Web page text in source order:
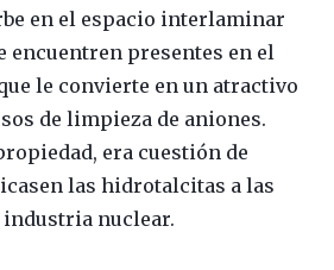
en el espacio interlaminar
encuentren presentes en el
le convierte en un atractivo
de limpieza de aniones.
era cuestión de
las hidrotalcitas a las
industria nuclear.